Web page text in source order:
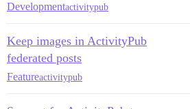
Developmentactivitypub
Keep images in ActivityPub
federated posts
Featureactivitypub